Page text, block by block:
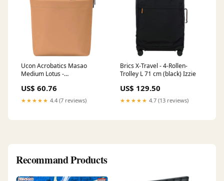
Ucon Acrobatics Masao
Medium Lotus -
15" 38 cm (clay) Country
US$ 60.76
★★★★★ 4.4 (7 reviews)
Brics X-Travel - 4-Rollen-
Trolley L 71 cm (black) Izzie
US$ 129.50
★★★★★ 4.7 (13 reviews)
Recommand Products